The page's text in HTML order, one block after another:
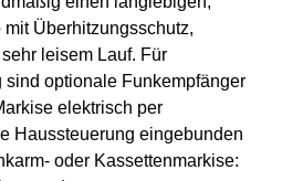
Überhitzungsschutz,
leisem Lauf. Für
sind optionale Funkempfänger
elektrisch per
Haussteuerung eingebunden
oder Kassettenmarkise: